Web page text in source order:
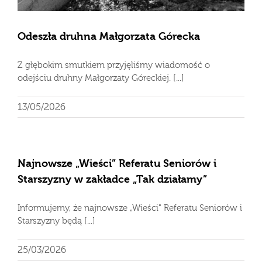
Odeszła druhna Małgorzata Górecka
Z głębokim smutkiem przyjęliśmy wiadomość o
odejściu druhny Małgorzaty Góreckiej. [...]
13/05/2026
Najnowsze „Wieści” Referatu Seniorów i
Starszyzny w zakładce „Tak działamy”
Informujemy, że najnowsze „Wieści" Referatu Seniorów i
Starszyzny będą [...]
25/03/2026